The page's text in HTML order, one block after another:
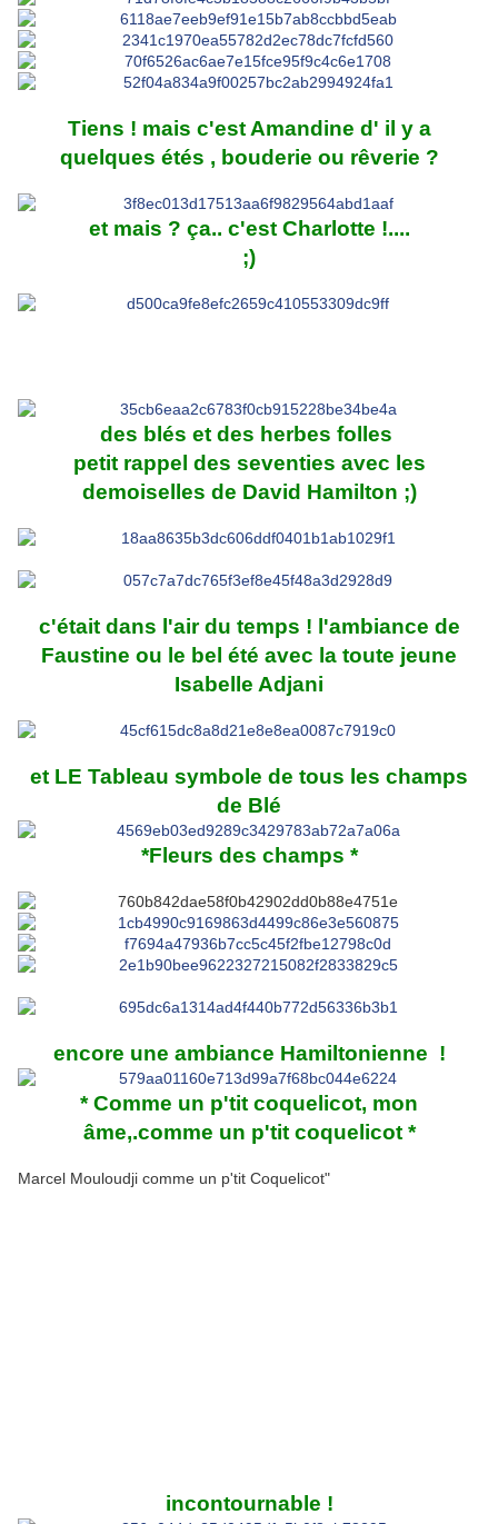
Tiens ! mais c'est Amandine d' il y a
quelques étés , bouderie ou rêverie ?
et mais ? ça.. c'est Charlotte !....
;)
des blés et des herbes folles
petit rappel des seventies avec les
demoiselles de David Hamilton ;)
c'était dans l'air du temps ! l'ambiance de
Faustine ou le bel été avec la toute jeune
Isabelle Adjani
et LE Tableau symbole de tous les champs
de Blé
*Fleurs des champs *
encore une ambiance Hamiltonienne !
* Comme un p'tit coquelicot, mon
âme,.comme un p'tit coquelicot *
Marcel Mouloudji comme un p'tit Coquelicot"
incontournable !